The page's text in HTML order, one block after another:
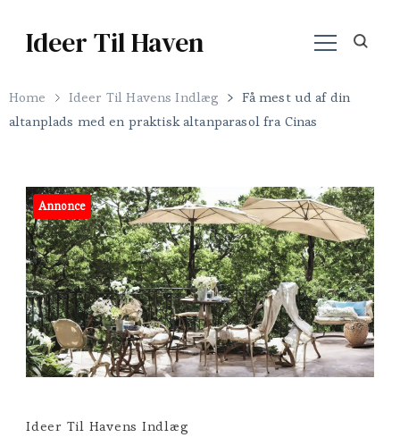
Ideer Til Haven
Home Ideer Til Havens Indlæg
Få mest ud af din
altanplads med en praktisk altanparasol fra Cinas
Annonce
Ideer Til Havens Indlæg